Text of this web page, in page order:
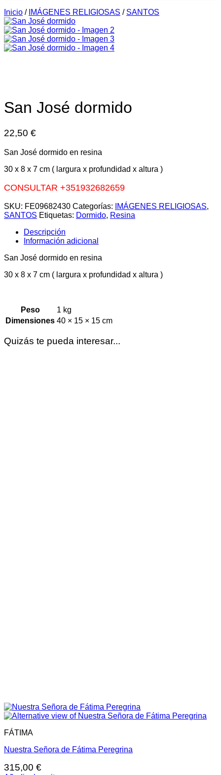
Inicio / IMÁGENES RELIGIOSAS / SANTOS
San José dormido
22,50 €
San José dormido en resina
30 x 8 x 7 cm ( largura x profundidad x altura )
CONSULTAR +351932682659
SKU: FE09682430 Categorías: IMÁGENES RELIGIOSAS,
SANTOS Etiquetas: Dormido, Resina
Descripción
Información adicional
San José dormido en resina
30 x 8 x 7 cm ( largura x profundidad x altura )
Peso
1 kg
Dimensiones 40 × 15 × 15 cm
Quizás te pueda interesar...
FÁTIMA
Nuestra Señora de Fátima Peregrina
315,00 €